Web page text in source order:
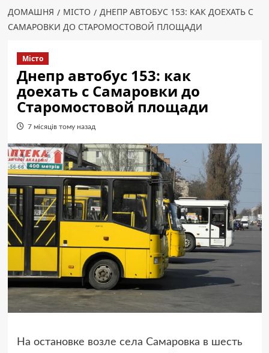
ДОМАШНЯ МІСТО
ДНЕПР АВТОБУС 153: КАК ДОЕХАТЬ С
САМАРОВКИ ДО СТАРОМОСТОВОЙ ПЛОЩАДИ
Місто
Днепр автобус 153: как
доехать с Самаровки до
Старомостовой площади
7 місяців тому назад
На остановке возле села Самаровка в шесть